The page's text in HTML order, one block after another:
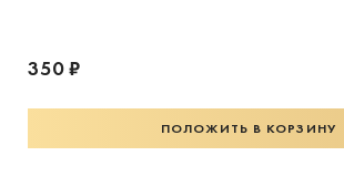
350 ₽
ПОЛОЖИТЬ В КОРЗИНУ